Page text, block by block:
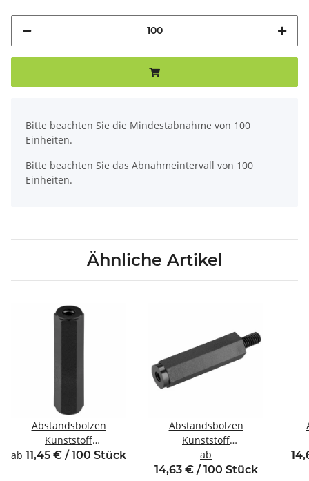
Bitte beachten Sie die Mindestabnahme von 100
Einheiten.
Bitte beachten Sie das Abnahmeintervall von 100
Einheiten.
Ähnliche Artikel
Abstandsbolzen
Kunststoff
Innen/Innengewinde M3
ab 11,45 € / 100 Stück
Abstandsbolzen
Kunststoff
Innen/Außengewinde
M2,5 SW5
ab
14,63 € / 100 Stück